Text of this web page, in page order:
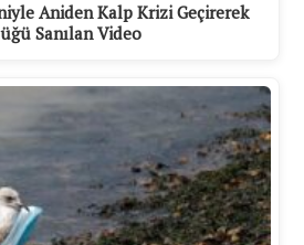
Aniden Kalp Krizi Geçirerek
Sanılan Video